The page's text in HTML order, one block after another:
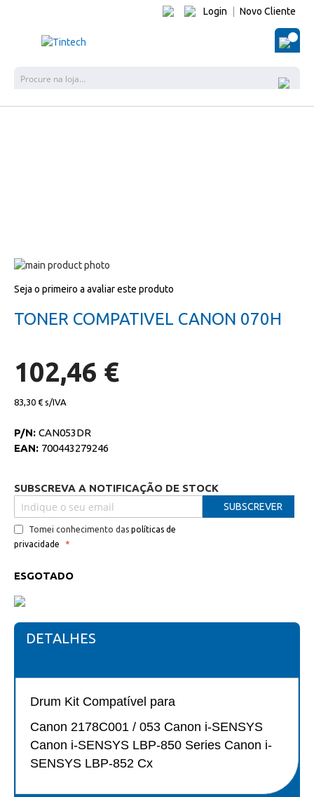
Login Novo Cliente
O
Salte
o
imagens
para
início
de
imagens
Seja o primeiro a avaliar este produto
TONER COMPATIVEL CANON 070H
102,46 €
83,30 €
P/N: CAN053DR
EAN: 700443279246
SUBSCREVA A NOTIFICAÇÃO DE STOCK
Tomei conhecimento das políticas de
privacidade
SUBSCREVER
ESGOTADO
DETALHES
Drum Kit Compatível para
Canon 2178C001 / 053 Canon i-SENSYS
Canon i-SENSYS LBP-850 Series Canon i-
SENSYS LBP-852 Cx